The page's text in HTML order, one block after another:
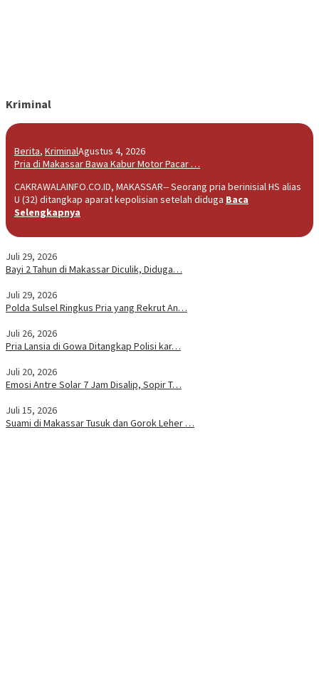
Kriminal
Berita, KriminalAgustus 4, 2026
Pria di Makassar Bawa Kabur Motor Pacar …
CAKRAWALAINFO.CO.ID, MAKASSAR-- Seorang pria berinisial HS alias
U (32) ditangkap aparat kepolisian setelah diduga Baca
Selengkapnya
Juli 29, 2026
Bayi 2 Tahun di Makassar Diculik, Diduga…
Juli 29, 2026
Polda Sulsel Ringkus Pria yang Rekrut An…
Juli 26, 2026
Pria Lansia di Gowa Ditangkap Polisi kar…
Juli 20, 2026
Emosi Antre Solar 7 Jam Disalip, Sopir T…
Juli 15, 2026
Suami di Makassar Tusuk dan Gorok Leher …